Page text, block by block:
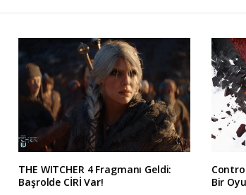
THE WITCHER 4 Fragmanı Geldi:
Başrolde CİRİ Var!
Bir